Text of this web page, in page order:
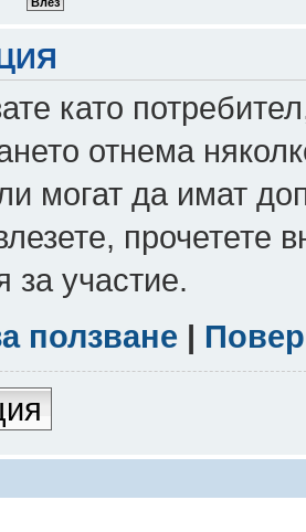
като
отнема
могат да имат
прочетете
за участие.
ползване |